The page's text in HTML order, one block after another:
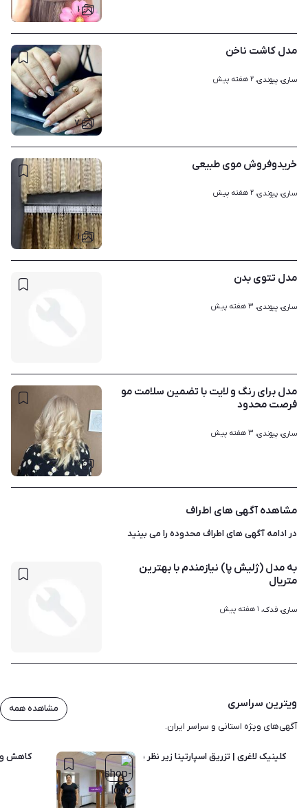
۱
۷
مدل کاشت ناخن
ساری، پیوندی، ۲ هفته پیش
۱
خریدوفروش موی طبیعی
ساری، پیوندی، ۲ هفته پیش
مدل تتوی بدن
ساری، پیوندی، ۳ هفته پیش
۳
مدل برای رنگ و لایت با تضمین سلامت مو
فرصت محدود
ساری، پیوندی، ۳ هفته پیش
مشاهده آگهی های اطراف
در ادامه آگهی هایاطراف محدودهرا می بینید
به مدل (ژلیش پا) نیازمندم با بهترین
متریال
ساری، فدک، ۱ هفته پیش
ویترین سراسری
آگهی‌های ویژه استانی و سراسر ایران.
مشاهده همه
کلینیک لاغری | تزریق اسپارتینا زیر نظر پزشک | ساری |جشنواره کاهش